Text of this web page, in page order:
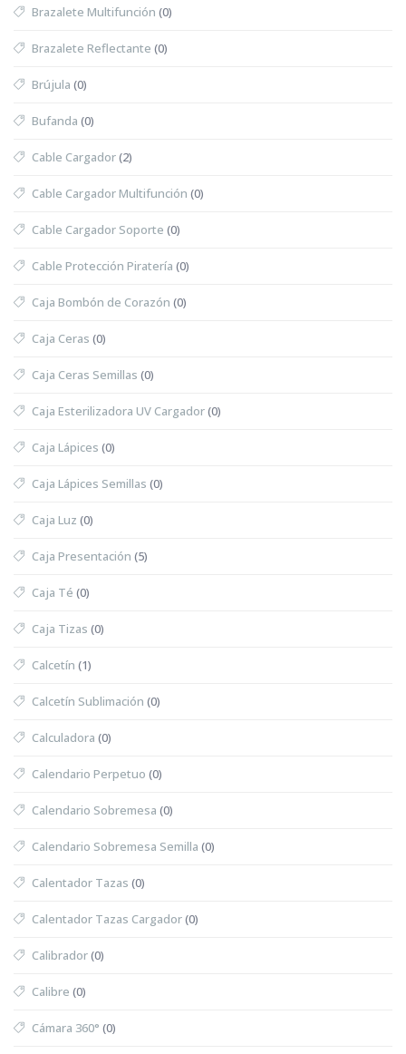
Brazalete Multifunción (0)
Brazalete Reflectante (0)
Brújula (0)
Bufanda (0)
Cable Cargador(2)
Cable Cargador Multifunción (0)
Cable Cargador Soporte (0)
Cable Protección Piratería (0)
Caja Bombón de Corazón (0)
Caja Ceras (0)
Caja Ceras Semillas (0)
Caja Esterilizadora UV Cargador(0)
Caja Lápices (0)
Caja Lápices Semillas (0)
Caja Luz (0)
Caja Presentación (5)
Caja Té (0)
Caja Tizas (0)
Calcetín (1)
Calcetín Sublimación (0)
Calculadora (0)
Calendario Perpetuo (0)
Calendario Sobremesa (0)
Calendario Sobremesa Semilla (0)
Calentador Tazas (0)
Calentador Tazas Cargador(0)
Calibrador(0)
Calibre (0)
Cámara 360° (0)